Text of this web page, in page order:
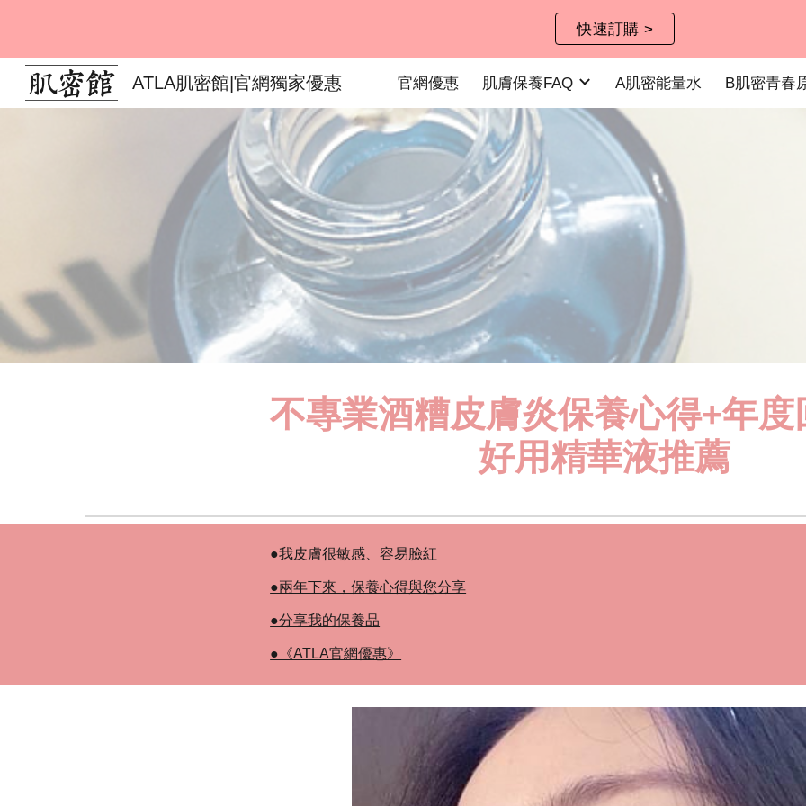
快速訂購 >
ATLA肌密館|官網獨家優惠 官網優惠 肌膚保養FAQ A肌密能量水 B肌密青春
不專業酒糟皮膚炎保養心得+年度
好用精華液推薦
●我皮膚很敏感、容易臉紅
●兩年下來，保養心得與您分享
●分享我的保養品
●《ATLA官網優惠》